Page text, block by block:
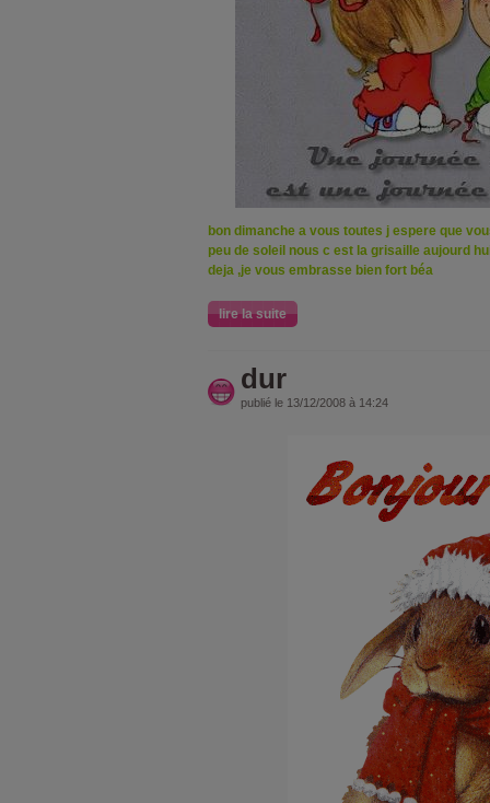
bon dimanche a vous toutes j espere que
peu de soleil nous c est la grisaille aujourd
deja ,je vous embrasse bien fort béa
lire la suite
dur
publié le 13/12/2008 à 14:24